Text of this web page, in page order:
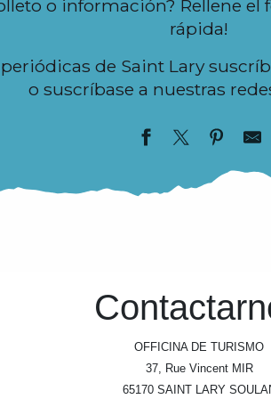
o información? Rellene
rápida!
de Saint Lary
o suscríbase a nuestras